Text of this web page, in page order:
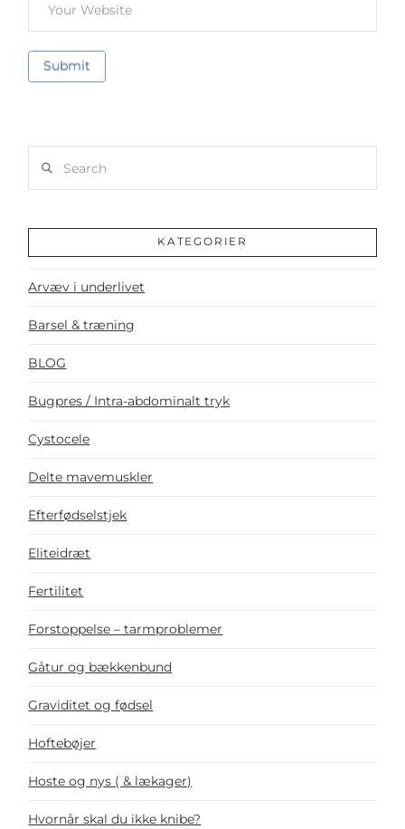
KATEGORIER
Arvæv i underlivet
Barsel & træning
BLOG
Bugpres / Intra-abdominalt tryk
Cystocele
Delte mavemuskler
Efterfødselstjek
Eliteidræt
Fertilitet
Forstoppelse – tarmproblemer
Gåtur og bækkenbund
Graviditet og fødsel
Hoftebøjer
Hoste og nys ( & lækager)
Hvornår skal du ikke knibe?